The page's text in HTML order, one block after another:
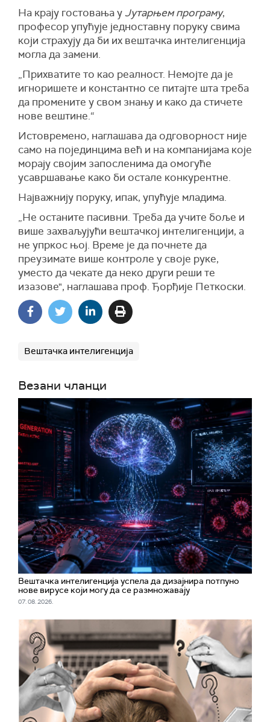
На крају гостовања у Јутарњем програму,
професор упућује једноставну поруку свима
који страхују да би их вештачка интелигенција
могла да замени.
„Прихватите то као реалност. Немојте да је
игноришете и константно се питајте шта треба
да промените у свом знању и како да стичете
нове вештине.“
Истовремено, наглашава да одговорност није
само на појединцима већ и на компанијама које
морају својим запосленима да омогуће
усавршавање како би остале конкурентне.
Најважнију поруку, ипак, упућује младима.
„Не останите пасивни. Треба да учите боље и
више захваљујући вештачкој интелигенцији, а
не упркос њој. Време је да почнете да
преузимате више контроле у своје руке,
уместо да чекате да неко други реши те
изазове", наглашава проф. Ђорђије Петкоски.
Вештачка интелигенција
Везани чланци
Вештачка интелигенција успела да дизајнира потпуно
нове вирусе који могу да се размножавају
07. 08. 2026.